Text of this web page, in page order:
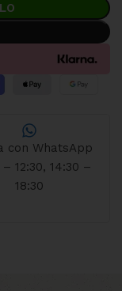
con WhatsApp
12:30, 14:30 –
18:30